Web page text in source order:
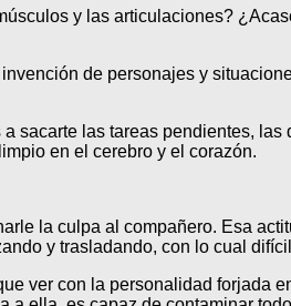
y las articulaciones?
de personajes y
sacarte las tareas pendientes,
en el cerebro y el corazón.
la culpa al compañero. Esa
y trasladando, con lo cual
ver con la personalidad forjada